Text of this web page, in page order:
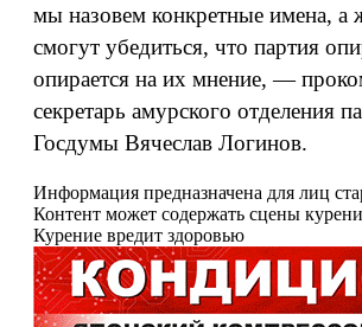
мы назовем конкретные имена, а
смогут убедиться, что партия
опирается на их мнение, —
секретарь амурского отделения
Госдумы Вячеслав Логинов.
Информация предназначена для лиц
Контент может содержать сцены
Курение вредит здоровью